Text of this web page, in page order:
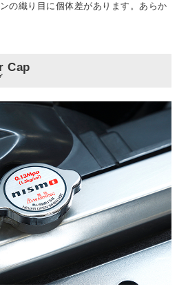
の織り目に個体差があります。あらか
Cap